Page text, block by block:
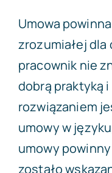
Umowa
zrozumiałej dla
pracownik nie
dobrą praktyką
rozwiązaniem
umowy w
umowy
zostało